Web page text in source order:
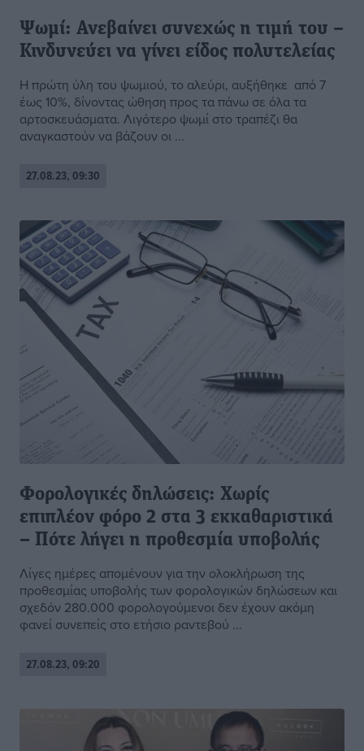
Ψωμί: Ανεβαίνει συνεχώς η τιμή του –
Κινδυνεύει να γίνει είδος πολυτελείας
Η πρώτη ύλη του ψωμιού, το αλεύρι, αυξήθηκε από 7
έως 10%, δίνοντας ώθηση προς τα πάνω σε όλα τα
αρτοσκευάσματα. Λιγότερο ψωμί στο τραπέζι θα
αναγκαστούν να βάζουν οι ...
27.08.23, 09:30
Φορολογικές δηλώσεις: Χωρίς
επιπλέον φόρο 2 στα 3 εκκαθαριστικά
– Πότε λήγει η προθεσμία υποβολής
Λίγες ημέρες απομένουν για την ολοκλήρωση της
προθεσμίας υποβολής των φορολογικών δηλώσεων και
σχεδόν 280.000 φορολογούμενοι δεν έχουν ακόμη
φανεί συνεπείς στο ετήσιο ραντεβού ...
27.08.23, 09:20